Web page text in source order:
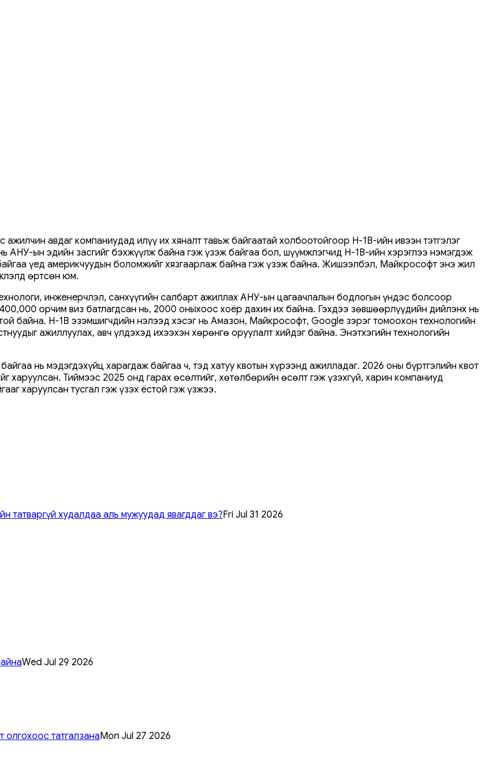
авдаг компаниудад илүү их хяналт тавьж байгаатай холбоотойгоор H-1B-ийн ивээн тэтгэлэг
АНУ-ын эдийн засгийг бэхжүүлж байна гэж үзэж байгаа бол, шүүмжлэгчид H-1B-ийн хэрэглээ нэмэгдэж
үед америкчуудын боломжийг хязгаарлаж байна гэж үзэж байна. Жишээлбэл, Майкрософт энэ жил
өртсөн юм.
инженерчлэл, санхүүгийн салбарт ажиллах АНУ-ын цагаачлалын бодлогын үндэс болсоор
орчим виз батлагдсан нь, 2000 оныхоос хоёр дахин их байна. Гэхдээ зөвшөөрлүүдийн дийлэнх нь
байна. H-1B эзэмшигчдийн нэлээд хэсэг нь Амазон, Майкрософт, Google зэрэг томоохон технологийн
ажиллуулах, авч үлдэхэд ихээхэн хөрөнгө оруулалт хийдэг байна. Энэтхэгийн технологийн
нь мэдэгдэхүйц харагдаж байгаа ч, тэд хатуу квотын хүрээнд ажилладаг. 2026 оны бүртгэлийн квот
Тиймээс 2025 онд гарах өсөлтийг, хөтөлбөрийн өсөлт гэж үзэхгүй, харин компаниуд
харуулсан тусгал гэж үзэх ёстой гэж үзжээ.
татваргүй худалдаа аль мужуудад явагддаг вэ?Fri Jul 31 2026
Wed Jul 29 2026
олгохоос татгалзанаMon Jul 27 2026